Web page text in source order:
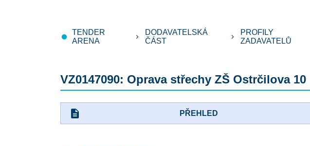
fiber_manual_record
TENDER
ARENA
keyboard_arrow_right
DODAVATELSKÁ
ČÁST
keyboard_arrow_right
PROFILY
ZADAVATELŮ
VZ0147090: Oprava střechy ZŠ Ostrčilova 10
description PŘEHLED